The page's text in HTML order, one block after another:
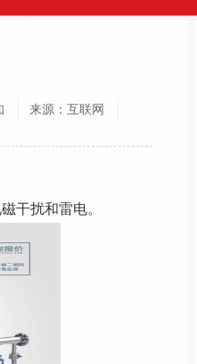
来源：互联网
干扰和雷电。